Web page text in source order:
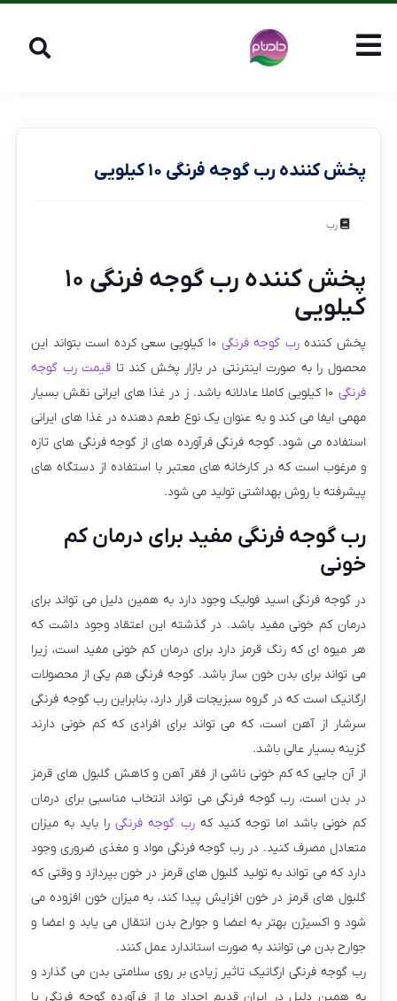
پخش کننده رب گوجه فرنگی ۱۰ کیلویی
رب
پخش کننده رب گوجه فرنگی ۱۰
کیلویی
پخش کنندهرب گوجه فرنگی
۱۰ کیلویی سعی کرده است بتواند این
محصول را به صورت اینترنتی در بازار پخش کند تا قیمت رب گوجه
فرنگی
۱۰ کیلویی کاملا عادلانه باشد. ز در غذا های ایرانی نقش بسیار
مهمی ایفا می‌ کند و به عنوان یک نوع طعم‌ دهنده در غذا های ایرانی
استفاده می‌ شود. گوجه فرنگی فرآورده‌ های از گوجه فرنگی های تازه
و مرغوب است که در کارخانه های معتبر با استفاده از دستگاه های
پیشرفته با روش بهداشتی تولید می‌ شود.
رب گوجه فرنگی مفید برای درمان کم
خونی
در گوجه فرنگی اسید فولیک وجود دارد به همین دلیل می تواند برای
درمان کم خونی مفید باشد. در گذشته این اعتقاد وجود داشت که
هر میوه ای که رنگ قرمز دارد برای درمان کم خونی مفید است، زیرا
می تواند برای بدن خون ساز باشد. گوجه فرنگی هم یکی از محصولات
ارگانیک است که در گروه سبزیجات قرار دارد، بنابراین رب گوجه فرنگی
سرشار از آهن است، که می تواند برای افرادی که کم خونی دارند
گزینه بسیار عالی باشد.
از آن جایی که کم خونی ناشی از فقر آهن و کاهش گلبول های قرمز
در بدن است، رب گوجه فرنگی می تواند انتخاب مناسبی برای درمان
کم خونی باشد اما توجه کنید که رب گوجه فرنگیرا باید به میزان
متعادل مصرف کنید. در رب گوجه فرنگی مواد و مغذی ضروری وجود
دارد که می‌ تواند به تولید گلبول‌ های قرمز در خون بپردازد و وقتی که
گلبول های قرمز در خون افزایش پیدا کند، به میزان خون افزوده می‌
شود و اکسیژن بهتر به اعضا و جوارح بدن انتقال می یابد و اعضا و
جوارح بدن می توانند به صورت استاندارد عمل کنند.
رب گوجه فرنگی ارگانیک تاثیر زیادی بر روی سلامتی بدن می‌ گذارد و
به همین دلیل در ایران قدیم اجداد ما از فرآورده گوجه فرنگی یا